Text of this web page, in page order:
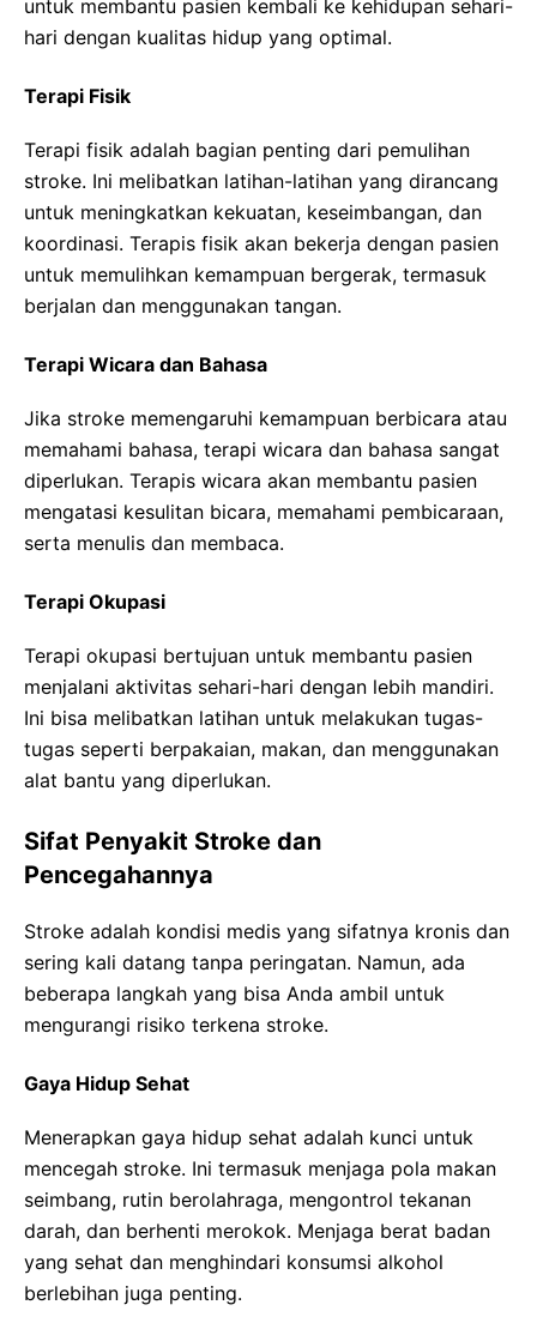
untuk membantu pasien kembali ke kehidupan sehari-
hari dengan kualitas hidup yang optimal.
Terapi Fisik
Terapi fisik adalah bagian penting dari pemulihan
stroke. Ini melibatkan latihan-latihan yang dirancang
untuk meningkatkan kekuatan, keseimbangan, dan
koordinasi. Terapis fisik akan bekerja dengan pasien
untuk memulihkan kemampuan bergerak, termasuk
berjalan dan menggunakan tangan.
Terapi Wicara dan Bahasa
Jika stroke memengaruhi kemampuan berbicara atau
memahami bahasa, terapi wicara dan bahasa sangat
diperlukan. Terapis wicara akan membantu pasien
mengatasi kesulitan bicara, memahami pembicaraan,
serta menulis dan membaca.
Terapi Okupasi
Terapi okupasi bertujuan untuk membantu pasien
menjalani aktivitas sehari-hari dengan lebih mandiri.
Ini bisa melibatkan latihan untuk melakukan tugas-
tugas seperti berpakaian, makan, dan menggunakan
alat bantu yang diperlukan.
Sifat Penyakit Stroke dan
Pencegahannya
Stroke adalah kondisi medis yang sifatnya kronis dan
sering kali datang tanpa peringatan. Namun, ada
beberapa langkah yang bisa Anda ambil untuk
mengurangi risiko terkena stroke.
Gaya Hidup Sehat
Menerapkan gaya hidup sehat adalah kunci untuk
mencegah stroke. Ini termasuk menjaga pola makan
seimbang, rutin berolahraga, mengontrol tekanan
darah, dan berhenti merokok. Menjaga berat badan
yang sehat dan menghindari konsumsi alkohol
berlebihan juga penting.